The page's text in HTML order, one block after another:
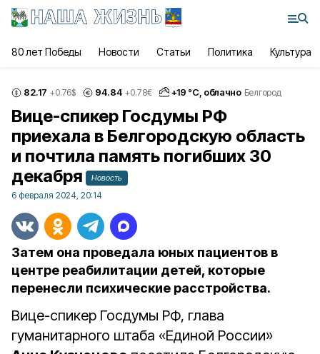
80 лет Победы Новости Статьи Политика Культура
82.17 +0.76$ 94.84 +0.78€ +19 °С, облачно Белгород
Вице-спикер Госдумы РФ
приехала в Белгородскую область
и почтила память погибших 30
декабря
Новость
6 февраля 2024, 20:14
Затем она проведала юных пациентов в
центре реабилитации детей, которые
перенесли психические расстройства.
Вице-спикер Госдумы РФ, глава
гуманитарного штаба «Единой России»